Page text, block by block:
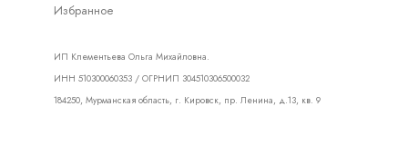
Избранное
ИП Клементьева Ольга Михайловна.
ИНН 510300060353 / ОГРНИП 304510306500032
184250, Мурманская область, г. Кировск, пр. Ленина, д.13, кв. 9